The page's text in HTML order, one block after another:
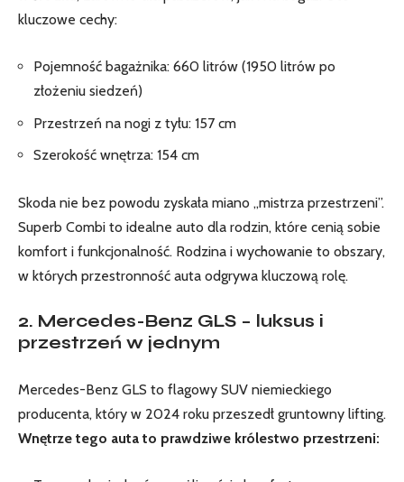
kluczowe cechy:
Pojemność bagażnika: 660 litrów (1950 litrów po
złożeniu siedzeń)
Przestrzeń na nogi z tyłu: 157 cm
Szerokość wnętrza: 154 cm
Skoda nie bez powodu zyskała miano „mistrza przestrzeni”.
Superb Combi to idealne auto dla rodzin, które cenią sobie
komfort i funkcjonalność. Rodzina i wychowanie to obszary,
w których przestronność auta odgrywa kluczową rolę.
2. Mercedes-Benz GLS – luksus i
przestrzeń w jednym
Mercedes-Benz GLS to flagowy SUV niemieckiego
producenta, który w 2024 roku przeszedł gruntowny lifting.
Wnętrze tego auta to prawdziwe królestwo przestrzeni: